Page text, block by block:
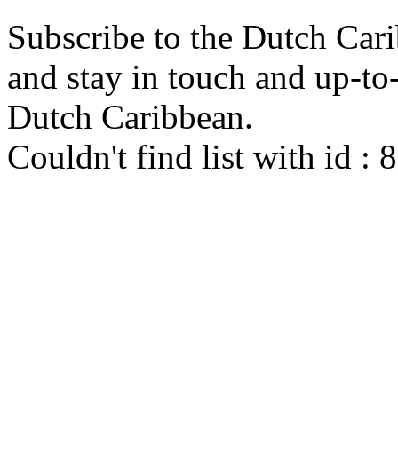
Subscribe to the Dutch
and stay in touch and up-
Dutch Caribbean.
Couldn't find list with id :